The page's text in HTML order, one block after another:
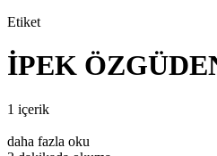
Etiket
İPEK
1 içerik
daha fazla oku